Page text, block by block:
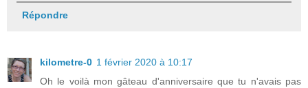
Répondre
kilometre-0 1 février 2020 à 10:17
Oh le voilà mon gâteau d'anniversaire que tu n'avais pas